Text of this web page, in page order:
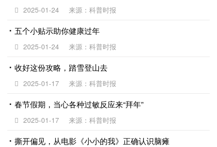
2025-01-24 来源：科普时报
五个小贴示助你健康过年
2025-01-24 来源：科普时报
收好这份攻略，踏雪登山去
2025-01-17 来源：科普时报
春节假期，当心各种过敏反应来“拜年”
2025-01-17 来源：科普时报
撕开偏见，从电影《小小的我》正确认识脑瘫